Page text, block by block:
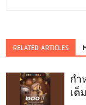
RELATED ARTICLES
กำ
เต็